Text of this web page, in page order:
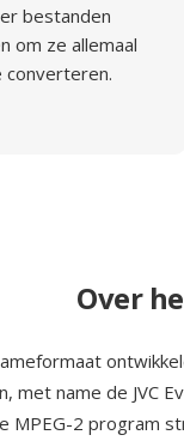
bestanden
om ze allemaal
Over
met name de JVC
MPEG-2 program